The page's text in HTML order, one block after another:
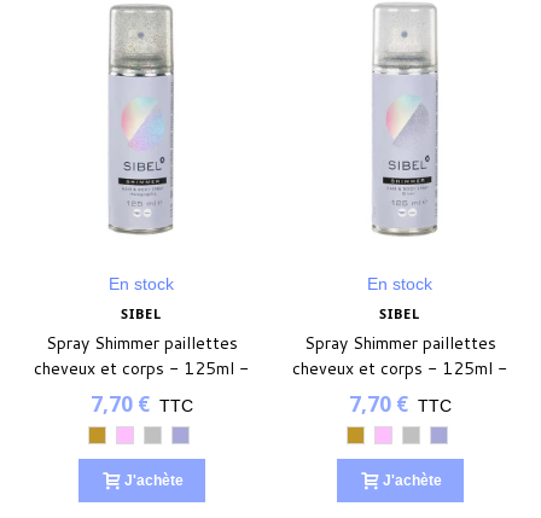
En stock
SIBEL
Spray Shimmer paillettes
cheveux et corps - 125ml -
Silver
7,70 € TTC
J'achète
En stock
SIBEL
Spray Shimmer paillettes
cheveux et corps - 125ml -
Holographic
7,70 € TTC
J'achète